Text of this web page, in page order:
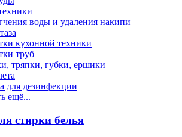
воды и удаления накипи
кухонной техники
труб
тряпки, губки, ершики
для дезинфекции
ещё...
стирки белья